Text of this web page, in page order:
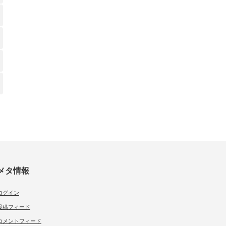
タ情報
グイン
稿フィード
メントフィード